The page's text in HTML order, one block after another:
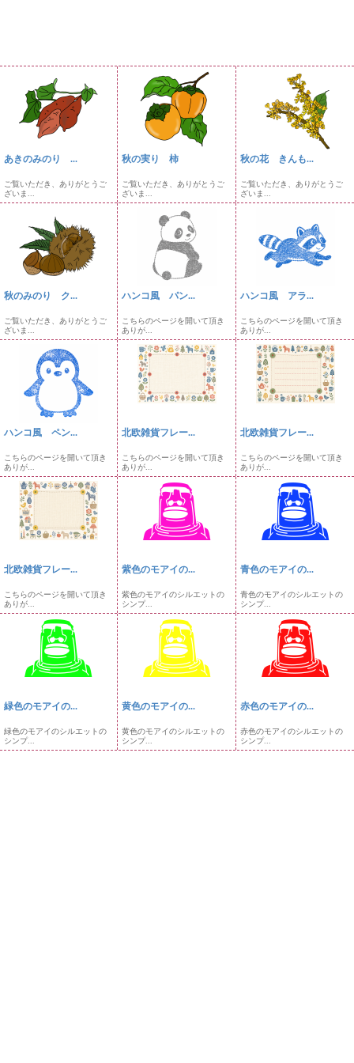
あきのみのり ...
ご覧いただき、ありがとうご
ざいま...
秋の実り 柿
ご覧いただき、ありがとうご
ざいま...
秋の花 きんも...
ご覧いただき、ありがとうご
ざいま...
秋のみのり ク...
ご覧いただき、ありがとうご
ざいま...
ハンコ風 パン...
こちらのページを開いて頂き
ありが...
ハンコ風 アラ...
こちらのページを開いて頂き
ありが...
ハンコ風 ペン...
こちらのページを開いて頂き
ありが...
北欧雑貨フレー...
こちらのページを開いて頂き
ありが...
北欧雑貨フレー...
こちらのページを開いて頂き
ありが...
北欧雑貨フレー...
こちらのページを開いて頂き
ありが...
紫色のモアイの...
紫色のモアイのシルエットの
シンプ...
青色のモアイの...
青色のモアイのシルエットの
シンプ...
緑色のモアイの...
緑色のモアイのシルエットの
シンプ...
黄色のモアイの...
黄色のモアイのシルエットの
シンプ...
赤色のモアイの...
赤色のモアイのシルエットの
シンプ...